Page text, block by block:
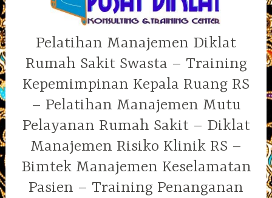
Pelatihan Manajemen Diklat
Rumah Sakit Swasta – Training
Kepemimpinan Kepala Ruang RS
– Pelatihan Manajemen Mutu
Pelayanan Rumah Sakit – Diklat
Manajemen Risiko Klinik RS –
Bimtek Manajemen Keselamatan
Pasien – Training Penanganan